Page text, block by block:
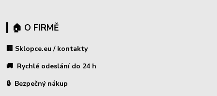
🏠 O FIRMĚ
🏢 Sklopce.eu / kontakty
🚚 Rychlé odeslání do 24 h
🔒 Bezpečný nákup